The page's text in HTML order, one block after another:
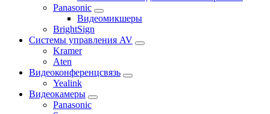
Panasonic
Видеомикшеры
BrightSign
Системы управления AV
Kramer
Aten
Видеоконференцсвязь
Yealink
Видеокамеры
Panasonic